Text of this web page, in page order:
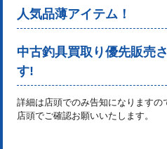
人気品薄アイテム！
中古釣具買取り優先販売
す!
詳細は店頭でのみ告知になりますの
店頭でご確認お願いいたします。